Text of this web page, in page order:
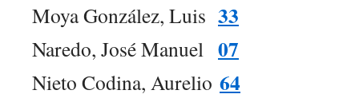
Moya González, Luis 33
Naredo, José Manuel 07
Nieto Codina, Aurelio 64